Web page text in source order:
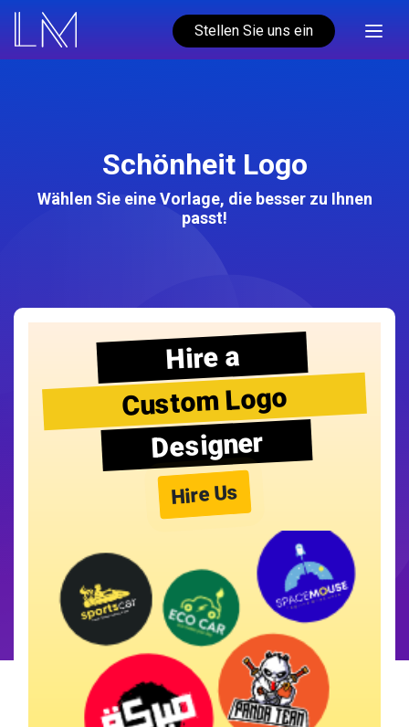
Stellen Sie uns ein
Schönheit Logo
Wählen Sie eine Vorlage, die besser zu Ihnen
passt!
Hire a
Custom Logo
Designer
Hire Us